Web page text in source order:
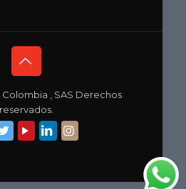
, SAS Derechos
reservados.